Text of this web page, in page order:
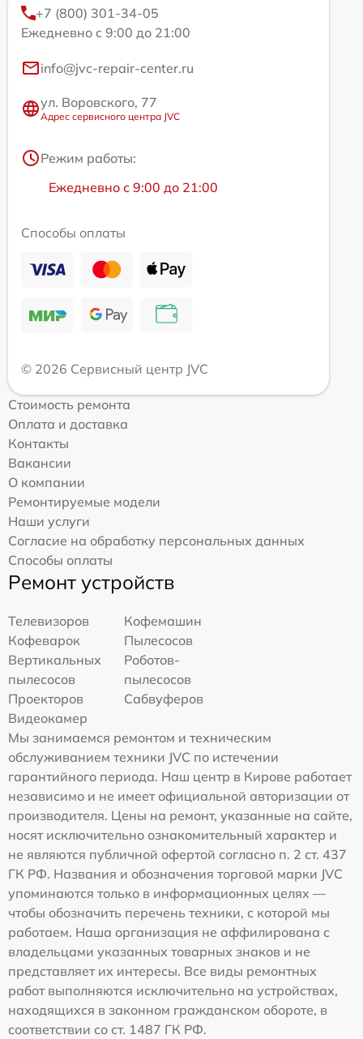
+7 (800) 301-34-05
Ежедневно с 9:00 до 21:00
info@jvc-repair-center.ru
ул. Воровского, 77
Адрес сервисного центра JVC
Режим работы:
Ежедневно с 9:00 до 21:00
Способы оплаты
© 2026 Сервисный центр JVC
Стоимость ремонта
Оплата и доставка
Контакты
Вакансии
О компании
Ремонтируемые модели
Наши услуги
Согласие на обработку персональных данных
Способы оплаты
Ремонт устройств
Телевизоров
Кофемашин
Кофеварок
Пылесосов
Вертикальных
пылесосов
Роботов-
пылесосов
Проекторов
Сабвуферов
Видеокамер
Мы занимаемся ремонтом и техническим
обслуживанием техники JVC по истечении
гарантийного периода. Наш центр в Кирове работает
независимо и не имеет официальной авторизации от
производителя. Цены на ремонт, указанные на сайте,
носят исключительно ознакомительный характер и
не являются публичной офертой согласно п. 2 ст. 437
ГК РФ. Названия и обозначения торговой марки JVC
упоминаются только в информационных целях —
чтобы обозначить перечень техники, с которой мы
работаем. Наша организация не аффилирована с
владельцами указанных товарных знаков и не
представляет их интересы. Все виды ремонтных
работ выполняются исключительно на устройствах,
находящихся в законном гражданском обороте, в
соответствии со ст. 1487 ГК РФ.